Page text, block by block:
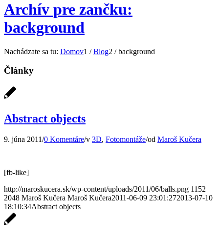
Archív pre zančku:
background
Nachádzate sa tu: Domov1 / Blog2 / background
Články
Abstract objects
9. júna 2011/0 Komentáre/v 3D, Fotomontáže/od Maroš Kučera
[fb-like]
http://maroskucera.sk/wp-content/uploads/2011/06/balls.png 1152
2048 Maroš Kučera Maroš Kučera2011-06-09 23:01:272013-07-10
18:10:34Abstract objects